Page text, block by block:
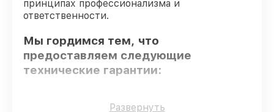
принципах профессионализма и
ответственности.
Мы гордимся тем, что
предоставляем следующие
технические гарантии:
Оригинальные детали– гарантируем
Развернуть